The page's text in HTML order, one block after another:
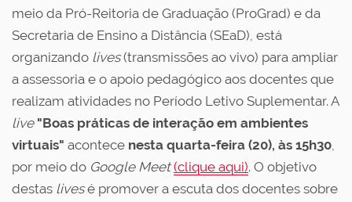
meio da Pró-Reitoria de Graduação (ProGrad) e da
Secretaria de Ensino a Distância (SEaD), está
organizando lives(transmissões ao vivo) para ampliar
a assessoria e o apoio pedagógico aos docentes que
realizam atividades no Período Letivo Suplementar. A
live "Boas práticas de interação em ambientes
virtuais" acontece nesta quarta-feira (20), às 15h30,
por meio do Google Meet (clique aqui). O objetivo
destas livesé promover a escuta dos docentes sobre